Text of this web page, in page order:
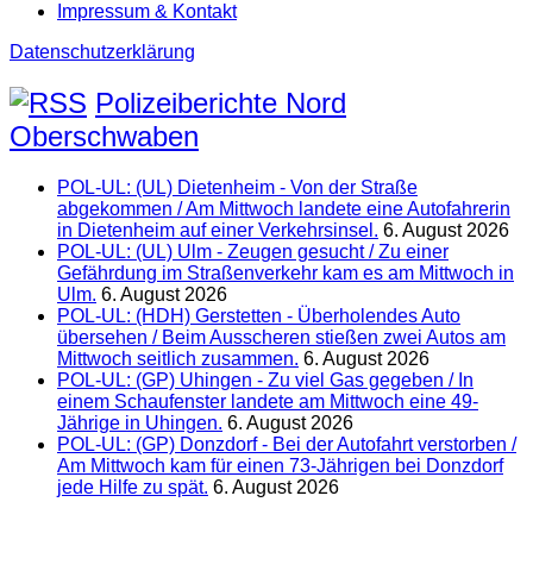
Impressum & Kontakt
Datenschutzerklärung
Polizeiberichte Nord
Oberschwaben
POL-UL: (UL) Dietenheim - Von der Straße
abgekommen / Am Mittwoch landete eine Autofahrerin
in Dietenheim auf einer Verkehrsinsel. 6. August 2026
POL-UL: (UL) Ulm - Zeugen gesucht / Zu einer
Gefährdung im Straßenverkehr kam es am Mittwoch in
Ulm. 6. August 2026
POL-UL: (HDH) Gerstetten - Überholendes Auto
übersehen / Beim Ausscheren stießen zwei Autos am
Mittwoch seitlich zusammen. 6. August 2026
POL-UL: (GP) Uhingen - Zu viel Gas gegeben / In
einem Schaufenster landete am Mittwoch eine 49-
Jährige in Uhingen. 6. August 2026
POL-UL: (GP) Donzdorf - Bei der Autofahrt verstorben /
Am Mittwoch kam für einen 73-Jährigen bei Donzdorf
jede Hilfe zu spät. 6. August 2026